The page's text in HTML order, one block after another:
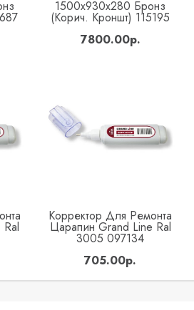
1500x930x280 Бронз
(корич. Кроншт) 115195
7800.00р.
Купить
Корректор Для Ремонта
Царапин Grand Line Ral
3005 097134
705.00р.